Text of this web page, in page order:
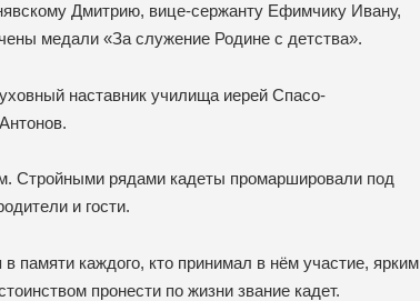
Дмитрию, вице-сержанту Ефимчику Ивану,
медали «За служение Родине с детства».
наставник училища иерей Спасо-
Стройными рядами кадеты промаршировали под
и гости.
памяти каждого, кто принимал в нём участие, ярким
пронести по жизни звание кадет.